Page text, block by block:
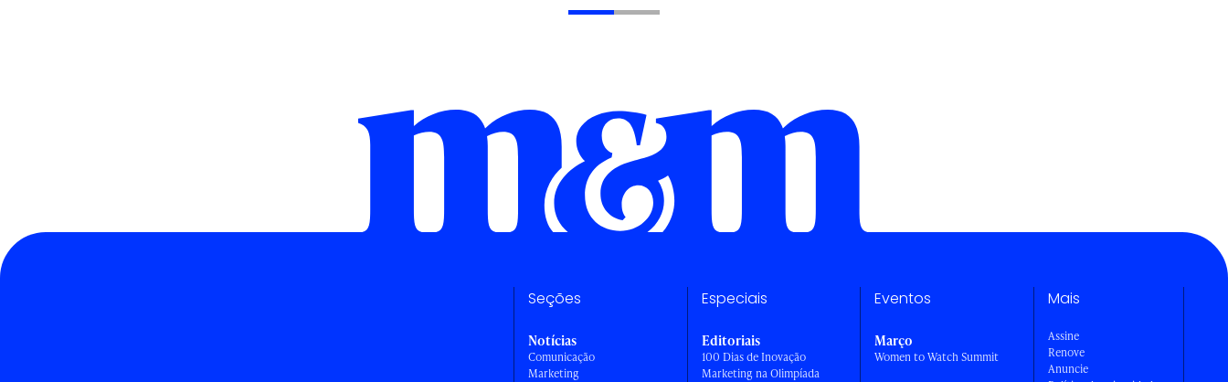
Seções
Notícias
Comunicação
Marketing
Especiais
Editoriais
100 Dias de Inovação
Marketing na Olimpíada
Eventos
Março
Women to Watch Summit
Mais
Assine
Renove
Anuncie